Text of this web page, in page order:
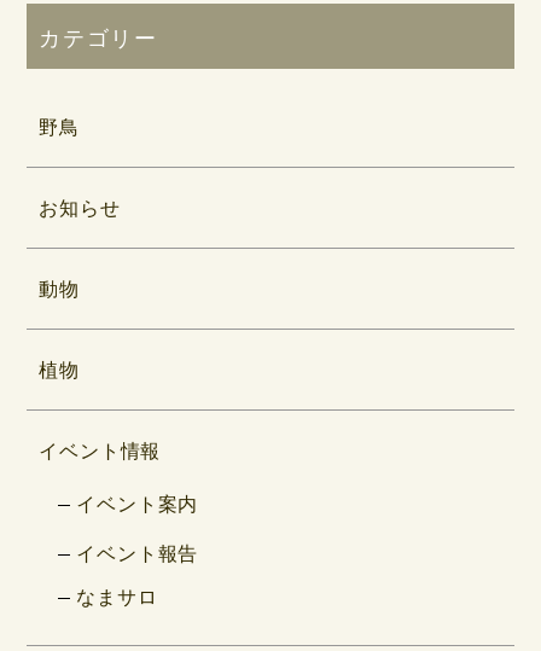
カテゴリー
野鳥
お知らせ
動物
植物
イベント情報
イベント案内
イベント報告
なまサロ